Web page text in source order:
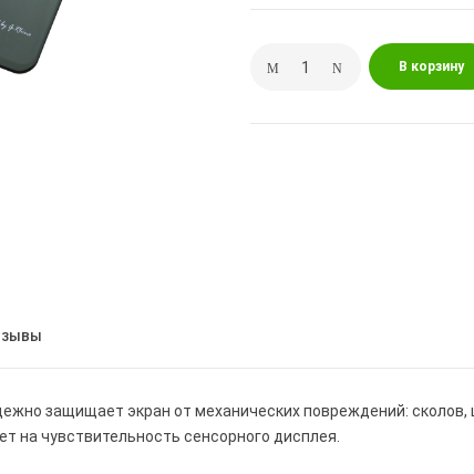
В корзину
защищает экран от механических повреждений: сколов,
на чувствительность сенсорного дисплея.